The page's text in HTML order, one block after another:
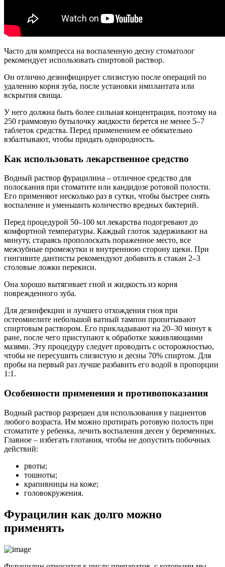
Часто для компресса на воспаленную десну стоматолог
рекомендует использовать спиртовой раствор.
Он отлично дезинфицирует слизистую после операций по
удалению корня зуба, после установки имплантата или
вскрытия свища.
У него должна быть более сильная концентрация, поэтому на
250 граммовую бутылочку жидкости берется не менее 5–7
таблеток средства. Перед применением ее обязательно
взбалтывают, чтобы придать однородность.
Как использовать лекарственное средство
Водный раствор фурацилина – отличное средство для
полоскания при стоматите или кандидозе ротовой полости.
Его применяют несколько раз в сутки, чтобы быстрее снять
воспаление и уменьшить количество вредных бактерий.
Перед процедурой 50–100 мл лекарства подогревают до
комфортной температуры. Каждый глоток задерживают на
минуту, стараясь прополоскать пораженное место, все
межзубные промежутки и внутреннюю сторону щеки. При
гингивите дантисты рекомендуют добавить в стакан 2–3
столовые ложки перекиси.
Она хорошо вытягивает гной и жидкость из корня
поврежденного зуба.
Для дезинфекции и лучшего отхождения гноя при
остеомиелите небольшой ватный тампон пропитывают
спиртовым раствором. Его прикладывают на 20–30 минут к
ране, после чего приступают к обработке заживляющими
мазями. Эту процедуру следует проводить с осторожностью,
чтобы не пересушить слизистую и десны 70% спиртом. Для
пробы на первый раз лучше разбавить его водой в пропорции
1:1.
Особенности применения и противопоказания
Водный раствор разрешен для использования у пациентов
любого возраста. Им можно протирать ротовую полость при
стоматите у ребенка, лечить воспаления десен у беременных.
Главное – избегать глотания, чтобы не допустить побочных
действий:
рвоты;
тошноты;
крапивницы на коже;
головокружения.
Фурацилин как долго можно
применять